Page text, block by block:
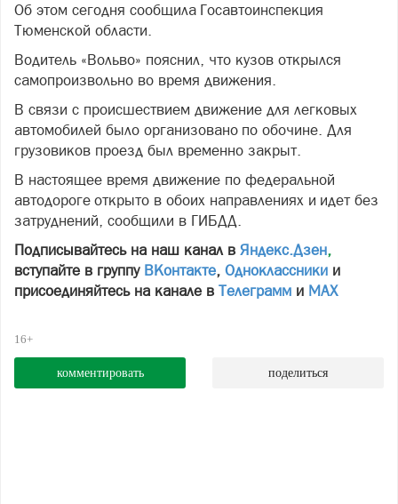
Об этом сегодня сообщила Госавтоинспекция
Тюменской области.
Водитель «Вольво» пояснил, что кузов открылся
самопроизвольно во время движения.
В связи с происшествием движение для легковых
автомобилей было организовано по обочине. Для
грузовиков проезд был временно закрыт.
В настоящее время движение по федеральной
автодороге открыто в обоих направлениях и идет без
затруднений, сообщили в ГИБДД.
Подписывайтесь на наш канал в Яндекс.Дзен,
вступайте в группу ВКонтакте, Одноклассники и
присоединяйтесь на канале в Телеграмм и МАХ
16+
комментировать поделиться